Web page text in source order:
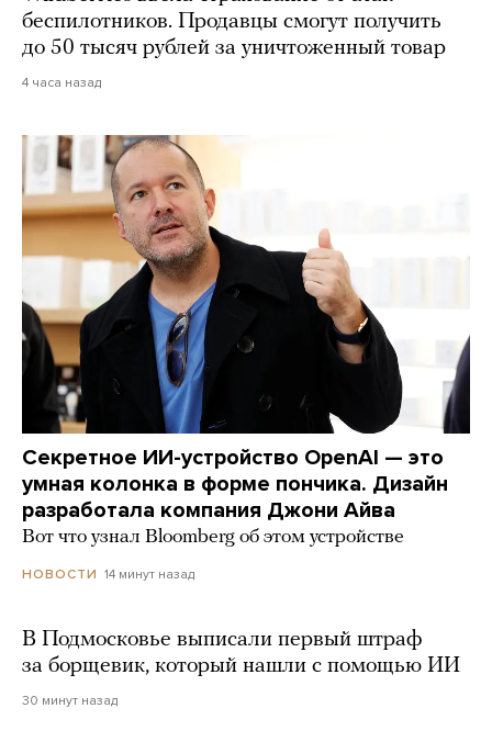
беспилотников. Продавцы смогут получить
до 50 тысяч рублей за уничтоженный товар
4 часа назад
Секретное ИИ-устройство OpenAI — это
умная колонка в форме пончика. Дизайн
разработала компания Джони Айва
Вот что узнал Bloomberg об этом устройстве
НОВОСТИ 14 минут назад
В Подмосковье выписали первый штраф
за борщевик, который нашли с помощью ИИ
30 минут назад